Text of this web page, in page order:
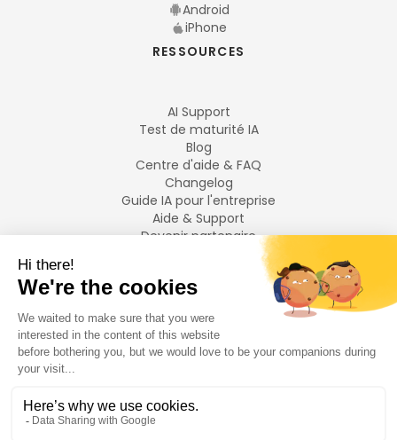
Android
iPhone
RESSOURCES
AI Support
Test de maturité IA
Blog
Centre d'aide & FAQ
Changelog
Guide IA pour l'entreprise
Aide & Support
Devenir partenaire
LANGUES
Français
English